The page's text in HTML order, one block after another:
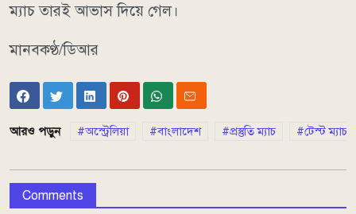
ম্যাচ তারই আভাস দিয়ে গেল।
মানবকণ্ঠ/ডিআর
আরও পড়ুন অস্ট্রেলিয়া বাংলাদেশ প্রস্তুতি ম্যাচ টেস্ট ম্যাচ
Comments